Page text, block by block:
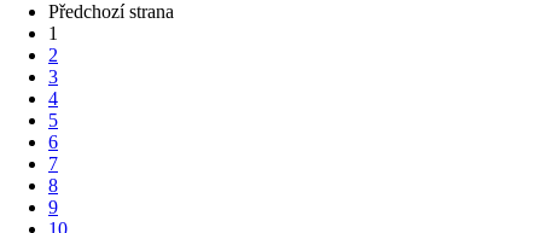
Předchozí strana
1
2
3
4
5
6
7
8
9